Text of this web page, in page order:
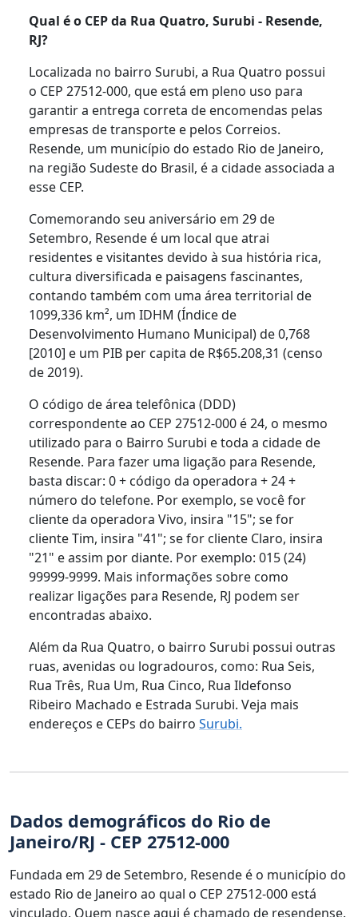
Qual é o CEP da Rua Quatro, Surubi - Resende,
RJ?
Localizada no bairro Surubi, a Rua Quatro possui
o CEP 27512-000, que está em pleno uso para
garantir a entrega correta de encomendas pelas
empresas de transporte e pelos Correios.
Resende, um município do estado Rio de Janeiro,
na região Sudeste do Brasil, é a cidade associada a
esse CEP.
Comemorando seu aniversário em 29 de
Setembro, Resende é um local que atrai
residentes e visitantes devido à sua história rica,
cultura diversificada e paisagens fascinantes,
contando também com uma área territorial de
1099,336 km², um IDHM (Índice de
Desenvolvimento Humano Municipal) de 0,768
[2010] e um PIB per capita de R$65.208,31 (censo
de 2019).
O código de área telefônica (DDD)
correspondente ao CEP 27512-000 é 24, o mesmo
utilizado para o Bairro Surubi e toda a cidade de
Resende. Para fazer uma ligação para Resende,
basta discar: 0 + código da operadora + 24 +
número do telefone. Por exemplo, se você for
cliente da operadora Vivo, insira "15"; se for
cliente Tim, insira "41"; se for cliente Claro, insira
"21" e assim por diante. Por exemplo: 015 (24)
99999-9999. Mais informações sobre como
realizar ligações para Resende, RJ podem ser
encontradas abaixo.
Além da Rua Quatro, o bairro Surubi possui outras
ruas, avenidas ou logradouros, como: Rua Seis,
Rua Três, Rua Um, Rua Cinco, Rua Ildefonso
Ribeiro Machado e Estrada Surubi. Veja mais
endereços e CEPs do bairro Surubi.
Dados demográficos do Rio de
Janeiro/RJ - CEP 27512-000
Fundada em 29 de Setembro, Resende é o município do
estado Rio de Janeiro ao qual o CEP 27512-000 está
vinculado. Quem nasce aqui é chamado de resendense.